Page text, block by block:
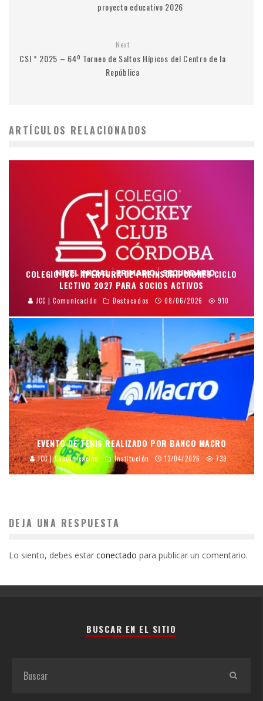
proyecto educativo 2026
Next
CSI * 2025 – 64º Torneo de Saltos Hípicos del Centro de la
República
ARTÍCULOS RELACIONADOS
COLEGIO JCC: APERTURA DE PREINSCRIPCIONES CICLO
LECTIVO 2027 PARA SOCIOS ACTIVOS
JCC | Comunicación Destacados 08/06/2026 910
EVENTO DE TENIS REALIZADO POR BANCO MACRO
JCC | Comunicación Institución 13/04/2026 739
DEJA UNA RESPUESTA
Lo siento, debes estar conectado para publicar un comentario.
BUSCAR EN EL SITIO